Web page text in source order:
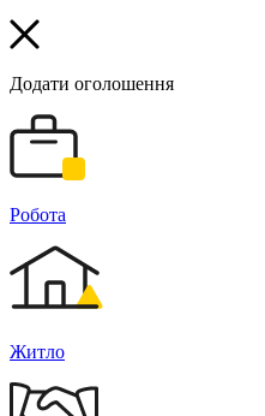
Додати оголошення
Робота
Житло